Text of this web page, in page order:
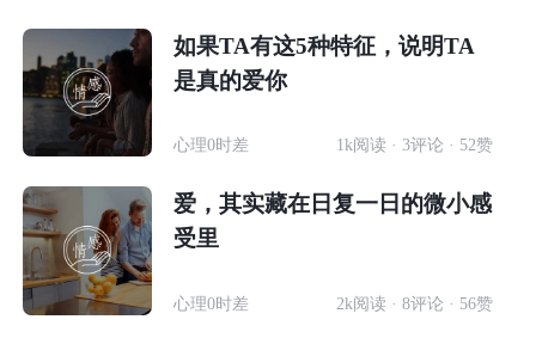
如果TA有这5种特征，说明TA
是真的爱你
心理0时差 1k阅读 · 3评论 · 52赞
爱，其实藏在日复一日的微小感
受里
心理0时差 2k阅读 · 8评论 · 56赞